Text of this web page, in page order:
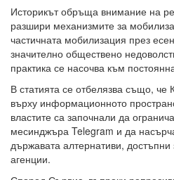
Историкът обръща внимание на
разшири механизмите за
частичната мобилизация през
значително обществено
практика се насочва към
В статията се отбелязва също, че
върху информационното
властите са започнали да
месинджъра Telegram и да
държавата алтернативи, достъпни
агенции.